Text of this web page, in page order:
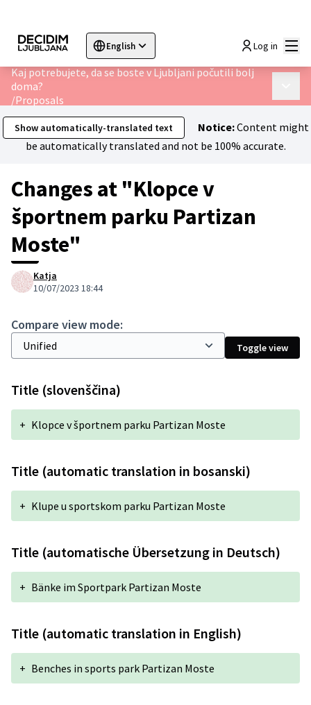
English
Sprache wählen Choisir la langue
Log in
Kaj potrebujete, da se boste v Ljubljani počutili bolj
doma?
/Proposals
Show automatically-translated text Notice:Content might
be automatically translated and not be 100% accurate.
Changes at "Klopce v
športnem parku Partizan
Moste"
Katja
10/07/2023 18:44
Compare view mode:
Toggle view
Title (slovenščina)
+ Klopce v športnem parku Partizan Moste
Title (automatic translation in bosanski)
+ Klupe u sportskom parku Partizan Moste
Title (automatische Übersetzung in Deutsch)
+ Bänke im Sportpark Partizan Moste
Title (automatic translation in English)
+ Benches in sports park Partizan Moste